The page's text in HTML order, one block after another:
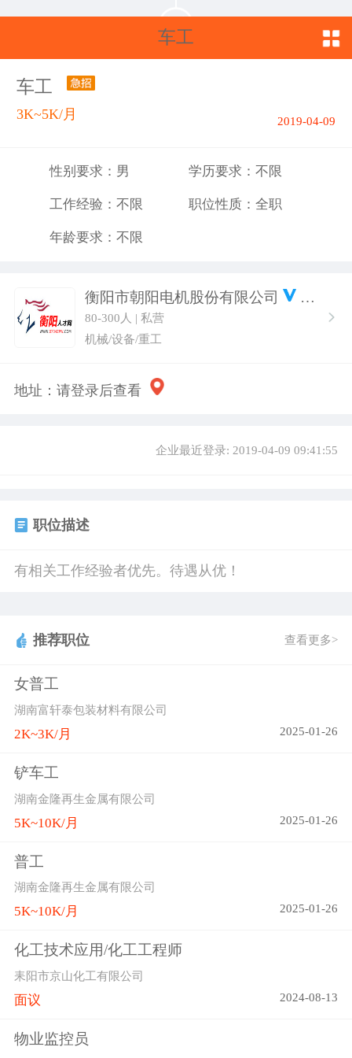
车工
车工
3K~5K/月 2019-04-09
性别要求：男 学历要求：不限
工作经验：不限 职位性质：全职
年龄要求：不限
衡阳市朝阳电机股份有限公司
80-300人 | 私营
机械/设备/重工
地址： 请登录后查看
企业最近登录: 2019-04-09 09:41:55
职位描述
有相关工作经验者优先。待遇从优！
推荐职位 查看更多>
女普工
湖南富轩泰包装材料有限公司
2K~3K/月 2025-01-26
铲车工
湖南金隆再生金属有限公司
5K~10K/月 2025-01-26
普工
湖南金隆再生金属有限公司
5K~10K/月 2025-01-26
化工技术应用/化工工程师
耒阳市京山化工有限公司
面议 2024-08-13
物业监控员